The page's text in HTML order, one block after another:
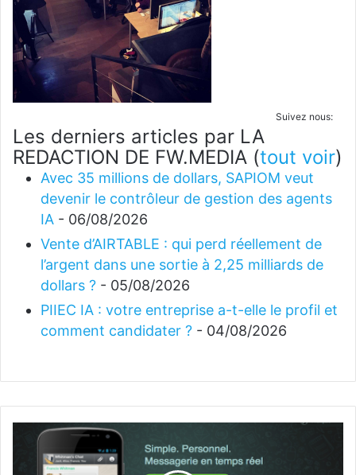
Suivez nous:
Les derniers articles par LA
REDACTION DE FW.MEDIA (tout voir)
Avec 35 millions de dollars, SAPIOM veut
devenir le contrôleur de gestion des agents
IA - 06/08/2026
Vente d’AIRTABLE : qui perd réellement de
l’argent dans une sortie à 2,25 milliards de
dollars ? - 05/08/2026
PIIEC IA : votre entreprise a-t-elle le profil et
comment candidater ? - 04/08/2026